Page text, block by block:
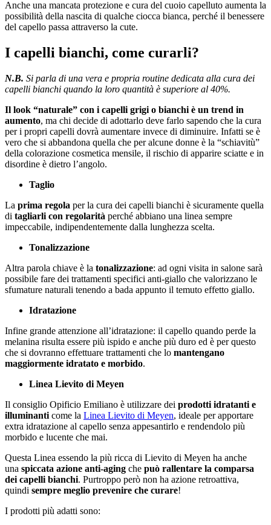
Anche una mancata protezione e cura del cuoio capelluto aumenta la
possibilità della nascita di qualche ciocca bianca, perché il benessere
del capello passa attraverso la cute.
I capelli bianchi, come curarli?
N.B. Si parla di una vera e propria routine dedicata alla cura dei
capelli bianchi quando la loro quantità è superiore al 40%.
Il look “naturale” con i capelli grigi o bianchi è un trend in
aumento, ma chi decide di adottarlo deve farlo sapendo che la cura
per i propri capelli dovrà aumentare invece di diminuire. Infatti se è
vero che si abbandona quella che per alcune donne è la “schiavitù”
della colorazione cosmetica mensile, il rischio di apparire sciatte e in
disordine è dietro l’angolo.
Taglio
La prima regola per la cura dei capelli bianchi è sicuramente quella
di tagliarli con regolarità perché abbiano una linea sempre
impeccabile, indipendentemente dalla lunghezza scelta.
Tonalizzazione
Altra parola chiave è la tonalizzazione: ad ogni visita in salone sarà
possibile fare dei trattamenti specifici anti-giallo che valorizzano le
sfumature naturali tenendo a bada appunto il temuto effetto giallo.
Idratazione
Infine grande attenzione all’idratazione: il capello quando perde la
melanina risulta essere più ispido e anche più duro ed è per questo
che si dovranno effettuare trattamenti che lo mantengano
maggiormente idratato e morbido.
Linea Lievito di Meyen
Il consiglio Opificio Emiliano è utilizzare dei prodotti idratanti e
illuminanti come la Linea Lievito di Meyen, ideale per apportare
extra idratazione al capello senza appesantirlo e rendendolo più
morbido e lucente che mai.
Questa Linea essendo la più ricca di Lievito di Meyen ha anche
una spiccata azione anti-aging che può rallentare la comparsa
dei capelli bianchi. Purtroppo però non ha azione retroattiva,
quindi sempre meglio prevenire che curare!
I prodotti più adatti sono: